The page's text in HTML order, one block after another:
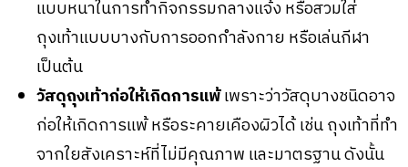
แบบหนาในการทำกิจกรรมกลางแจ้ง หรือสวมใส่
ถุงเท้าแบบบางกับการออกกำลังกาย หรือเล่นกีฬา
เป็นต้น
วัสดุถุงเท้าก่อให้เกิดการแพ้เพราะว่าวัสดุบางชนิดอาจ
ก่อให้เกิดการแพ้ หรือระคายเคืองผิวได้ เช่น ถุงเท้าที่ทำ
จากใยสังเคราะห์ที่ไม่มีคุณภาพ และมาตรฐาน ดังนั้น